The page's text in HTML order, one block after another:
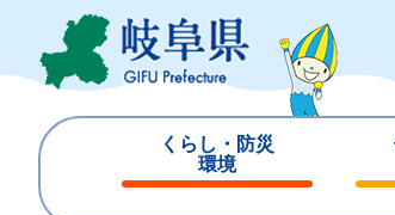
ジ
ュ
くらし・防災
環境